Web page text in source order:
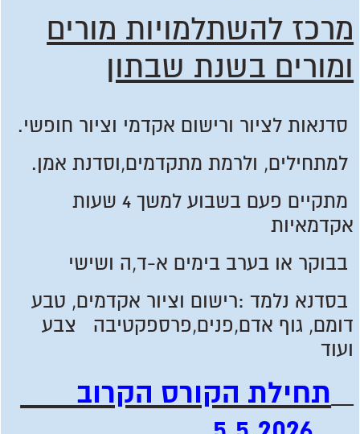
מרכז להשתלמויות מורים
ומורים בשנת שבתון
סדנאות לציור ורישום אקדמי וציור חופשי.
למתחילים, ולרמת מתקדמים,וסדנת אמן.
מתקיים פעם בשבוע למשך 4 שעות
אקדמאיות
בבוקר או בערב בימים א-ד,ה ושישי
בסדנא נלמד :רישום וציור אקדמים, טבע
דומם, גוף אדם,פנים,פרספקטיבה צבע
ועוד
תחילת הקורס הקרוב